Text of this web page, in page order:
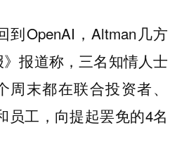
到OpenAI，Altman几方
报道称，三名知情人士
周末都在联合投资者、
员工，向提起罢免的4名